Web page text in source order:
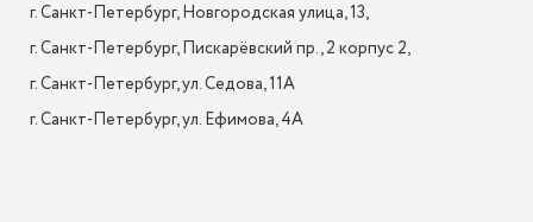
г. Санкт-Петербург, Новгородская улица, 13,
г. Санкт-Петербург, Пискарёвский пр., 2 корпус 2,
г. Санкт-Петербург, ул. Седова, 11А
г. Санкт-Петербург, ул. Ефимова, 4А